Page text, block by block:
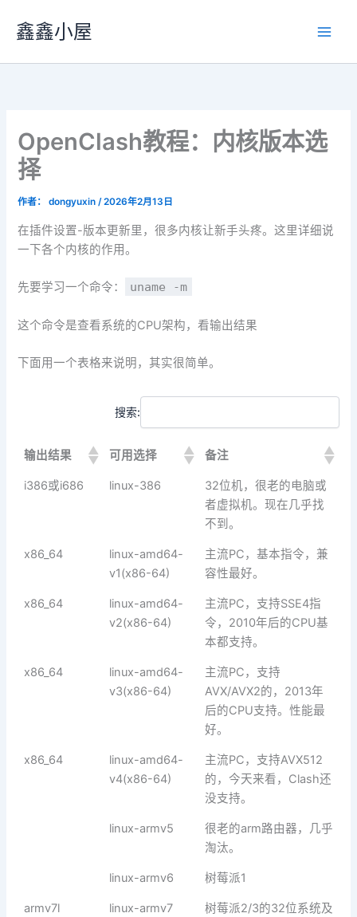
容
鑫鑫小屋
OpenClash教程：内核版本选
择
作者： dongyuxin/2026年2月13日
在插件设置-版本更新里，很多内核让新手头疼。这里详细说
一下各个内核的作用。
先要学习一个命令： uname -m
这个命令是查看系统的CPU架构，看输出结果
下面用一个表格来说明，其实很简单。
搜索:
输出结果 可用选择
备注
输出结果
可用选择 备注
i386或i686 linux-386
32位机，很老的电脑或
者虚拟机。现在几乎找
不到。
x86_64
linux-amd64-
v1(x86-64)
主流PC，基本指令，兼
容性最好。
x86_64
linux-amd64-
v2(x86-64)
主流PC，支持SSE4指
令，2010年后的CPU基
本都支持。
x86_64
linux-amd64-
v3(x86-64)
主流PC，支持
AVX/AVX2的，2013年
后的CPU支持。性能最
好。
x86_64
linux-amd64-
v4(x86-64)
主流PC，支持AVX512
的，今天来看，Clash还
没支持。
linux-armv5
很老的arm路由器，几乎
淘汰。
linux-armv6 树莓派1
armv7l linux-armv7
树莓派2/3的32位系统及